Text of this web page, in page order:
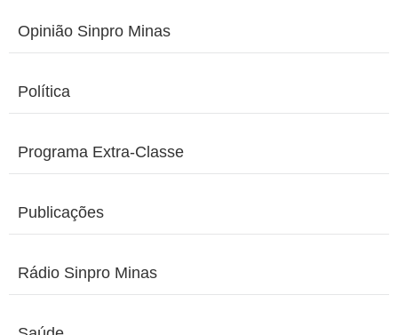
Opinião Sinpro Minas
Política
Programa Extra-Classe
Publicações
Rádio Sinpro Minas